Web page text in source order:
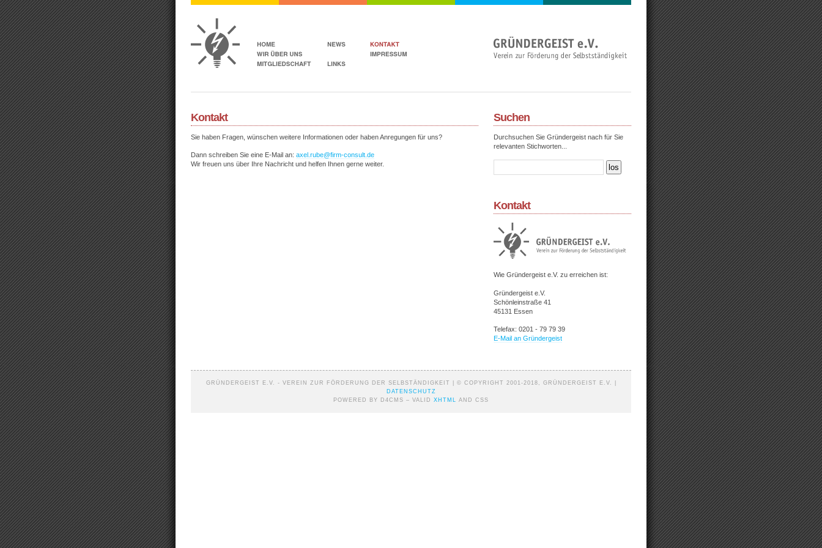
Kontakt
Sie haben Fragen, wünschen weitere Informationen oder haben Anregungen für uns?
Dann schreiben Sie eine E-Mail an: axel.rube@firm-consult.de
Wir freuen uns über Ihre Nachricht und helfen Ihnen gerne weiter.
Suchen
Durchsuchen Sie Gründergeist nach für Sie
relevanten Stichworten...
Kontakt
Wie Gründergeist e.V. zu erreichen ist:
Gründergeist e.V.
Schönleinstraße 41
45131 Essen
Telefax: 0201 - 79 79 39
E-Mail an Gründergeist
GRÜNDERGEIST E.V. - VEREIN ZUR FÖRDERUNG DER SELBSTÄNDIGKEIT | © COPYRIGHT 2001-2018, GRÜNDERGEIST E.V. |
DATENSCHUTZ
POWERED BY D4CMS – VALID XHTML AND CSS